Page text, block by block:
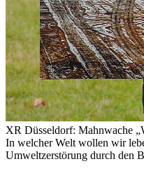
XR Düsseldorf: Mahnwache
In welcher Welt wollen wir
Umweltzerstörung durch den